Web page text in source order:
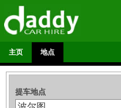
主页 地点
提车地点